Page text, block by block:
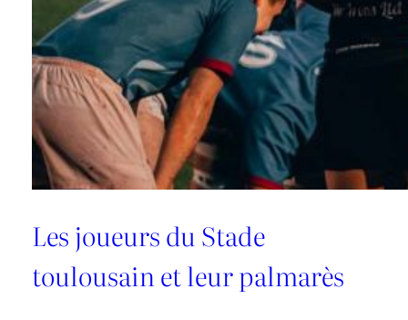
Les joueurs du Stade
toulousain et leur palmarès